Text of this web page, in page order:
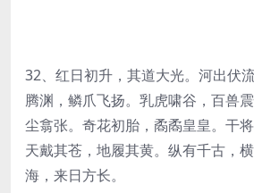
32、红日初升，其道大光。河出伏
腾渊，鳞爪飞扬。乳虎啸谷，百兽
尘翕张。奇花初胎，矞矞皇皇。干将
天戴其苍，地履其黄。纵有千古，
海，来日方长。